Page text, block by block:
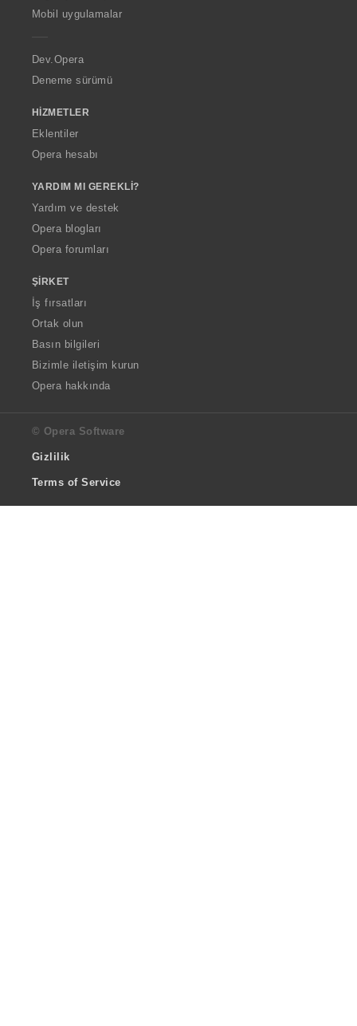
p
a
Mobil uygulamalar
Dev.Opera
Deneme sürümü
HIZMETLER
Eklentiler
Opera hesabı
YARDIM MI GEREKLI?
Yardım ve destek
Opera blogları
Opera forumları
ŞIRKET
İş fırsatları
Ortak olun
Basın bilgileri
Bizimle iletişim kurun
Opera hakkında
© Opera Software
Gizlilik
Terms of Service